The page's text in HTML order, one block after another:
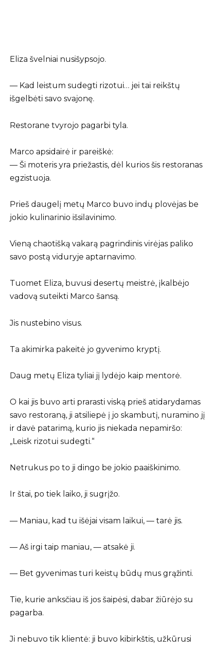
Eliza švelniai nusišypsojo.
— Kad leistum sudegti rizotui… jei tai reikštų
išgelbėti savo svajonę.
Restorane tvyrojo pagarbi tyla.
Marco apsidairė ir pareiškė:
— Ši moteris yra priežastis, dėl kurios šis restoranas
egzistuoja.
Prieš daugelį metų Marco buvo indų plovėjas be
jokio kulinarinio išsilavinimo.
Vieną chaotišką vakarą pagrindinis virėjas paliko
savo postą viduryje aptarnavimo.
Tuomet Eliza, buvusi desertų meistrė, įkalbėjo
vadovą suteikti Marco šansą.
Jis nustebino visus.
Ta akimirka pakeitė jo gyvenimo kryptį.
Daug metų Eliza tyliai jį lydėjo kaip mentorė.
O kai jis buvo arti prarasti viską prieš atidarydamas
savo restoraną, ji atsiliepė į jo skambutį, nuramino jį
ir davė patarimą, kurio jis niekada nepamiršo:
„Leisk rizotui sudegti.“
Netrukus po to ji dingo be jokio paaiškinimo.
Ir štai, po tiek laiko, ji sugrįžo.
— Maniau, kad tu išėjai visam laikui, — tarė jis.
— Aš irgi taip maniau, — atsakė ji.
— Bet gyvenimas turi keistų būdų mus grąžinti.
Tie, kurie anksčiau iš jos šaipėsi, dabar žiūrėjo su
pagarba.
Ji nebuvo tik klientė: ji buvo kibirkštis, užkūrusi